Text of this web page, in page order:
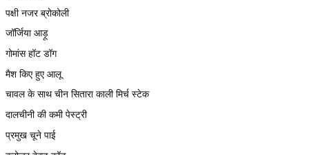
पक्षी नजर ब्रोकोली
जॉर्जिया आड़ू
गोमांस हॉट डॉग
मैश किए हुए आलू
चावल के साथ चीन सितारा काली मिर्च स्टेक
दालचीनी की कमी पेस्ट्री
प्रमुख चूने पाई